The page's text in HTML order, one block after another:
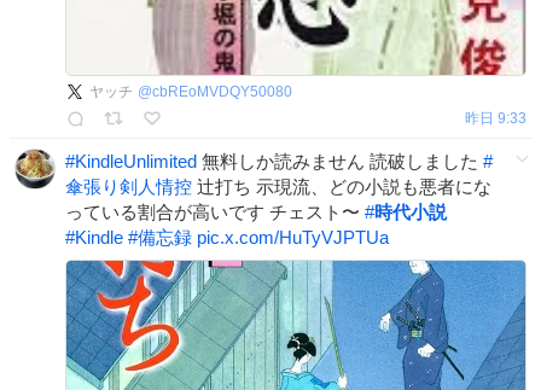
ヤッチ @cbREoMVDQY50080
昨日 9:33
#KindleUnlimited 無料しか読みません 読破しました #
傘張り剣人情控 辻打ち 示現流、どの小説も悪者にな
っている割合が高いです チェスト〜 #時代小説
#Kindle #備忘録 pic.x.com/HuTyVJPTUa